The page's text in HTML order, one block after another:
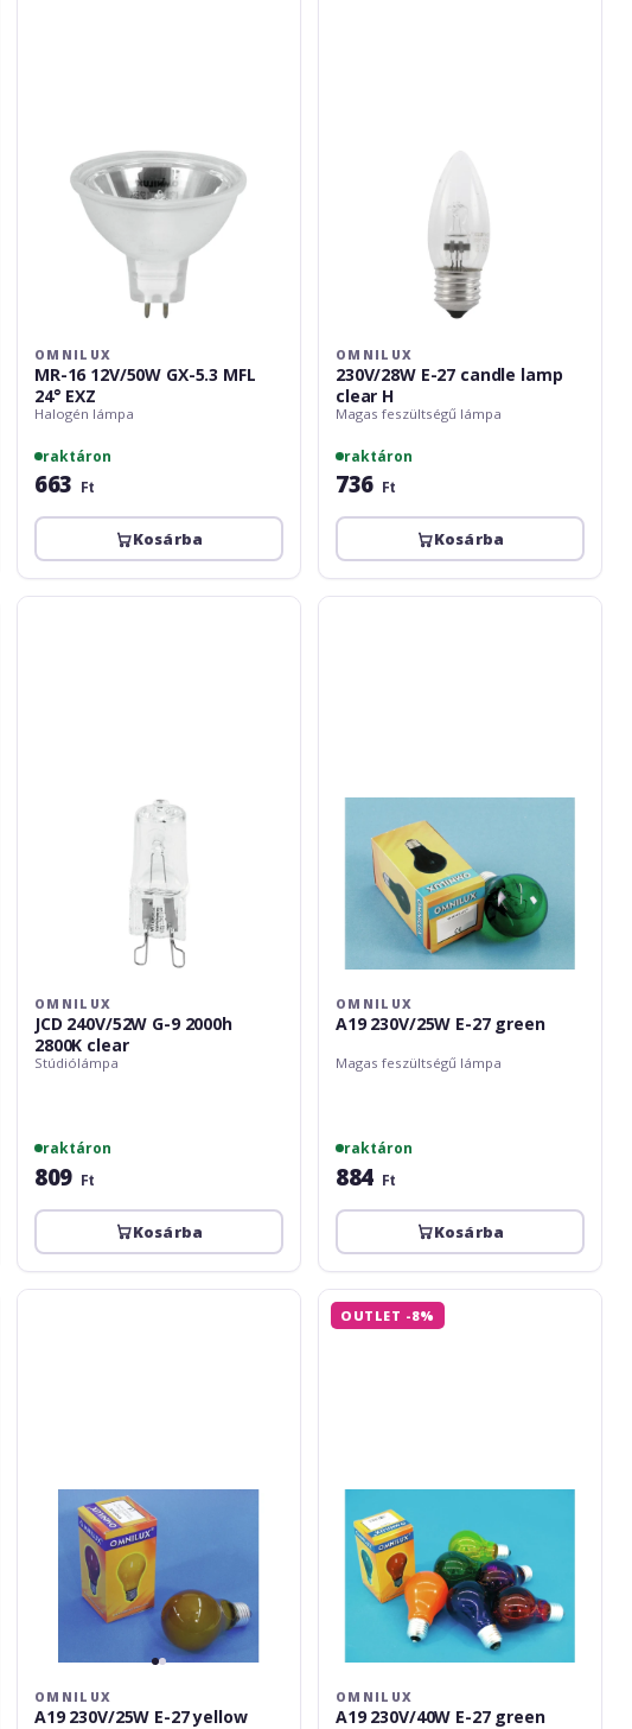
OMNILUX
MR-16 12V/50W GX-5.3 MFL
24° EXZ
Halogén lámpa
raktáron
663 Ft
Kosárba
OMNILUX
230V/28W E-27 candle lamp
clear H
Magas feszültségű lámpa
raktáron
736 Ft
Kosárba
Omnilux
OMNILUX
JCD 240V/52W G-9 2000h
2800K clear
Stúdiólámpa
raktáron
809 Ft
Kosárba
Omnilux
OMNILUX
A19 230V/25W E-27 green
Magas feszültségű lámpa
raktáron
884 Ft
Kosárba
Omnilux
OMNILUX
A19 230V/25W E-27 yellow
Omnilux
A19OUTLET -8%
OMNILUX
A19 230V/40W E-27 green